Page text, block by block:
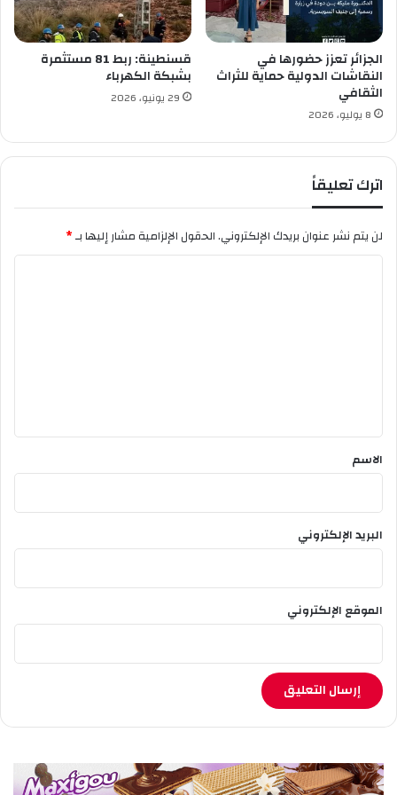
ل
ا
ن
ي
ر
ا
ل
م
ؤ
س
ت
ا
ع
م
الجزائر تعزز حضورها في
النقاشات الدولية حماية للثراث
الثقافي
8 يوليو، 2026
قسنطينة: ربط 81 مستثمرة
بشبكة الكهرباء
29 يونيو، 2026
اترك تعليقاً
لن يتم نشر عنوان بريدك الإلكتروني.الحقول الإلزامية مشار إليها بـ*
*
الاسم
البريد الإلكتروني
الموقع الإلكتروني